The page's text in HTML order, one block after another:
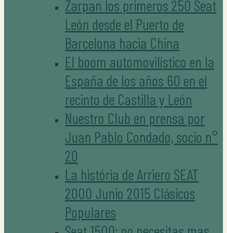
Zarpan los primeros 250 Seat
León desde el Puerto de
Barcelona hacia China
El boom automovilístico en la
España de los años 60 en el
recinto de Castilla y León
Nuestro Club en prensa por
Juan Pablo Condado, socio n°
20
La história de Arriero SEAT
2000 Junio 2015 Clásicos
Populares